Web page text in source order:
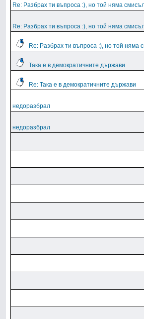
Re: Разбрах ти въпроса :), но той няма
Re: Разбрах ти въпроса :), но той няма
Re: Разбрах ти въпроса :), но той няма
Така е в демократичните държави
Re: Така е в демократичните държави
недоразбрал
недоразбрал